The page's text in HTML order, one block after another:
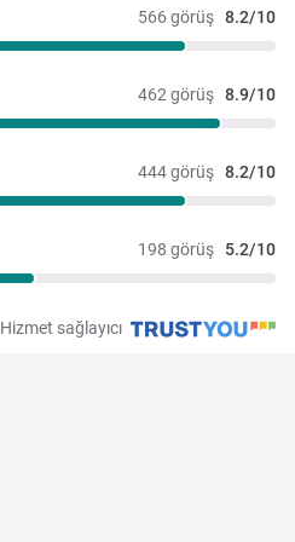
566 görüş 8.2/10
462 görüş 8.9/10
444 görüş 8.2/10
198 görüş 5.2/10
Hizmet sağlayıcı